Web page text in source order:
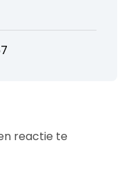
reactie te